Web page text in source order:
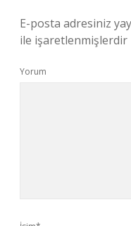
E-posta adresiniz
ile işaretlenmişlerdir
Yorum